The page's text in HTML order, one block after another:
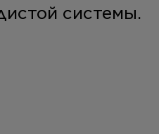
системы.